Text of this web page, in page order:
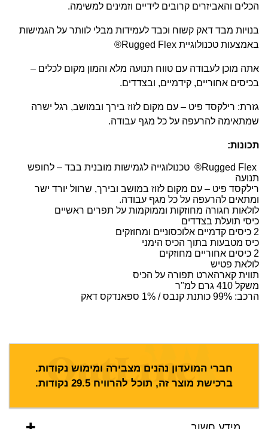
הכלים והאביזרים קרובים לידיים וזמינים למשימה.
בנויות מבד דאק קשוח וכבד לעמידות מבלי לוותר על הגמישות
באמצעות טכנולוגיית Rugged Flex®
אתה מוכן לעבודה עם טווח תנועה מלא והמון מקום לכלים –
בכיסים אחוריים, קידמיים, ובצדדים.
גזרת: רילקסד פיט – עם מקום לזוז בירך ובמושב, רגל ישרה
שמתאימה להרעפה על כל מגף עבודה.
תכונות:
Rugged Flex® טכנולוגייה לגמישות מובנית בבד – לחופש
תנועה
רילקסד פיט – עם מקום לזוז במושב ובירך, שרוול יורד ישר
ומתאים להרעפה על כל מגף עבודה.
לולאות חגורה מחוזקות וממוקמות על תפרים ראשיים
כיסי תועלת בצדדים
2 כיסים קדמיים אלוכסוניים ומחוזקים
כיס מטבעות בתוך הכיס הימני
2 כיסים אחוריים מחוזקים
לולאת פטיש
תווית קארהארט תפורה על הכיס
משקל 410 גרם למ"ר
הרכב: 99% כותנת קנבס / 1% ספאנדקס דאק
חברי המועדון נהנים מצבירה ומימוש נקודות.
ברכישת מוצר זה, תוכל להרוויח 29.5 נקודות.